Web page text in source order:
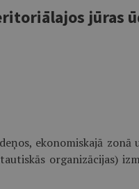
jūras
ekonomiskajā
organizācijas)